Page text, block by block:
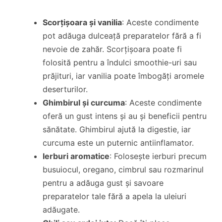
Scorțișoara și vanilia: Aceste condimente
pot adăuga dulceață preparatelor fără a fi
nevoie de zahăr. Scorțișoara poate fi
folosită pentru a îndulci smoothie-uri sau
prăjituri, iar vanilia poate îmbogăți aromele
deserturilor.
Ghimbirul și curcuma: Aceste condimente
oferă un gust intens și au și beneficii pentru
sănătate. Ghimbirul ajută la digestie, iar
curcuma este un puternic antiinflamator.
Ierburi aromatice: Folosește ierburi precum
busuiocul, oregano, cimbrul sau rozmarinul
pentru a adăuga gust și savoare
preparatelor tale fără a apela la uleiuri
adăugate.